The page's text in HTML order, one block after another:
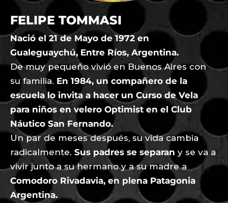
FELIPE TOMMASI
Nació el 21 de Mayo de 1972 en
Gualeguaychú, Entre Ríos, Argentina.
De muy pequeño vivió en Buenos Aires con
su familia. En 1984, un compañero de la
escuela lo invita a hacer un Curso de Vela
para niños en velero Optimist en el Club
Náutico San Fernando.
Un par de meses después, su vida cambia
radicalmente. Sus padres se separan y se va a
vivir junto a su hermano y a su madre a
Comodoro Rivadavia, en plena Patagonia
Argentina.